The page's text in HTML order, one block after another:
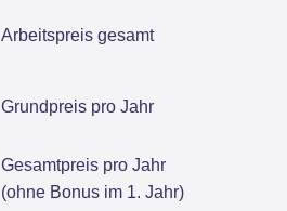
Arbeitspreis gesamt
Grundpreis pro Jahr
Gesamtpreis pro Jahr
(ohne Bonus im 1. Jahr)